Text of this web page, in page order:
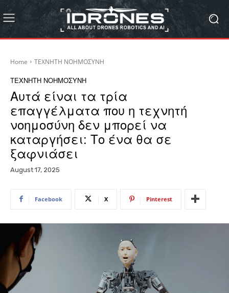
Home ΤΕΧΝΗΤΗ ΝΟΗΜΟΣΥΝΗ
ΤΕΧΝΗΤΗ ΝΟΗΜΟΣΥΝΗ
Αυτά είναι τα τρία
επαγγέλματα που η τεχνητή
νοημοσύνη δεν μπορεί να
καταργήσει: Το ένα θα σε
ξαφνιάσει
August 17, 2025
Facebook X Pinterest